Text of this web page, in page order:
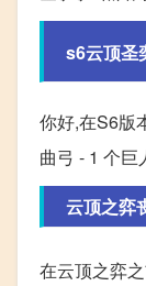
s6云顶圣
你好,在S6版
曲弓 - 1 个巨
云顶之弈
在云顶之弈